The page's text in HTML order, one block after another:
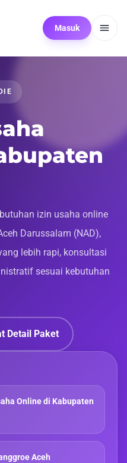
Masuk
izin usaha online
Darussalam (NAD),
lebih rapi, konsultasi
sesuai kebutuhan
Detail Paket
Online di Kabupaten
Aceh